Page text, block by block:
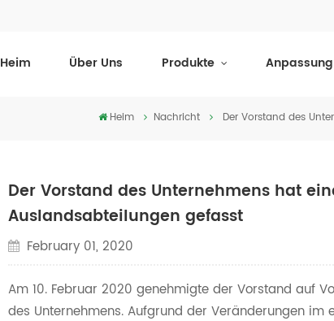
Heim Über Uns Produkte
Heim Nachricht Der Vorstand des
Der Vorstand des Unternehmens hat
Auslandsabteilungen gefasst
February 01, 2020
Am 10. Februar 2020 genehmigte der Vorstand auf
des Unternehmens. Aufgrund der Veränderungen